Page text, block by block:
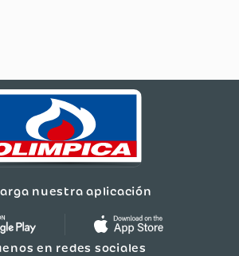
nuestra aplicación
en redes sociales